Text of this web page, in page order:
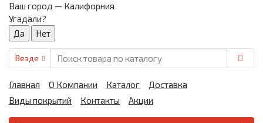
Ваш город — Калифорния
Угадали?
Везде
Главная О Компании Каталог
Доставка
Виды покрытий
Контакты Акции